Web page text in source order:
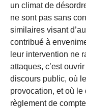
un climat de
ne sont pas sans
similaires visant
contribué à
leur intervention ne
attaques, c’est
discours public, où
provocation, et où le
règlement de